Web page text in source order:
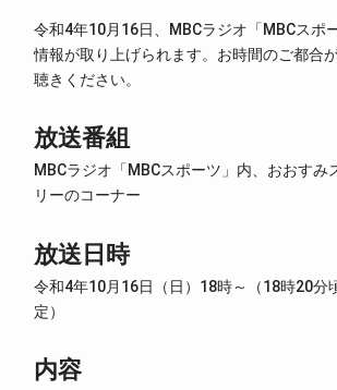
令和4年10月16日、MBCラジオ「MBCスポ
情報が取り上げられます。お時間のご都合
聴きください。
放送番組
MBCラジオ「MBCスポーツ」内、おおすみ
リーのコーナー
放送日時
令和4年10月16日（日）18時～（18時20分
定）
内容